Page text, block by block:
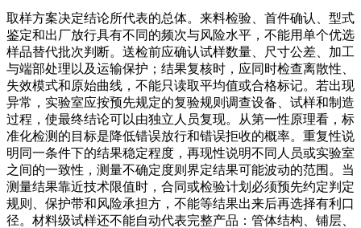
取样方案决定结论所代表的总体。来料检验、首件确认、型式
鉴定和出厂放行具有不同的频次与风险水平，不能用单个优选
样品替代批次判断。送检前应确认试样数量、尺寸公差、加工
与端部处理以及运输保护；结果复核时，应同时检查离散性、
失效模式和原始曲线，不能只读取平均值或合格标记。若出现
异常，实验室应按预先规定的复验规则调查设备、试样和制造
过程，使最终结论可以由独立人员复现。从第一性原理看，标
准化检测的目标是降低错误放行和错误拒收的概率。重复性说
明同一条件下的结果稳定程度，再现性说明不同人员或实验室
之间的一致性，测量不确定度则界定结果可能波动的范围。当
测量结果靠近技术限值时，合同或检验计划必须预先约定判定
规则、保护带和风险承担方，不能等结果出来后再选择有利口
径。材料级试样还不能自动代表完整产品：管体结构、铺层、